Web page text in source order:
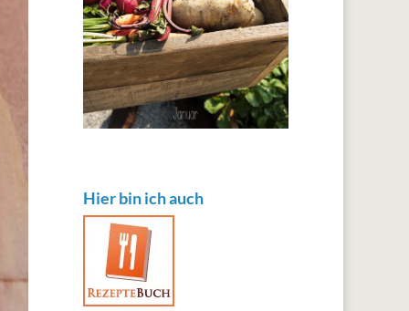
Hier bin ich auch